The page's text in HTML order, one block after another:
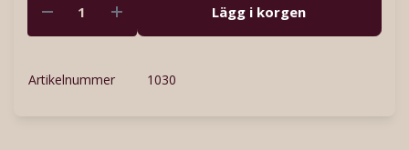
Lägg i korgen
Artikelnummer 1030